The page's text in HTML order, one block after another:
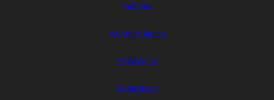
MEDIA
PATROCÍNIOS
ESTÁDIOS
RANKINGS